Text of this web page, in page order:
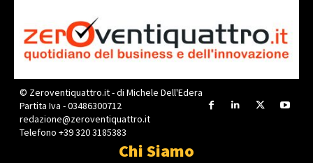
© Zeroventiquattro.it - di Michele Dell'Edera
Partita Iva - 03486300712
redazione@zeroventiquattro.it
Telefono +39 320 3185383
Chi Siamo